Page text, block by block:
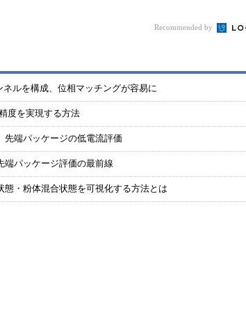
Recommended by
ルを構成、位相マッチングが容易に
度を実現する方法
端パッケージの低電流評価
パッケージ評価の最前線
・粉体混合状態を可視化する方法とは